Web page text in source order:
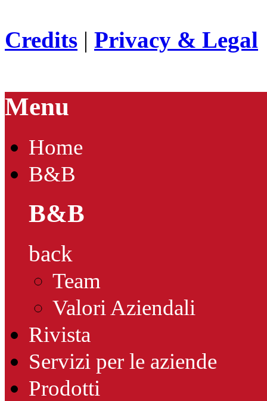
Credits | Privacy & Legal
Menu
Home
B&B
B&B
back
Team
Valori Aziendali
Rivista
Servizi per le aziende
Prodotti